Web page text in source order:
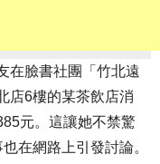
在臉書社團「竹北遠
店6樓的某茶飲店消
元。這讓她不禁驚
在網路上引發討論。